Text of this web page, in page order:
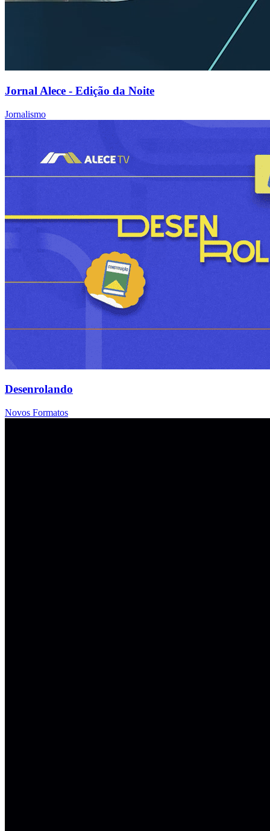
Jornal Alece - Edição da Noite
Jornalismo
Desenrolando
Novos Formatos